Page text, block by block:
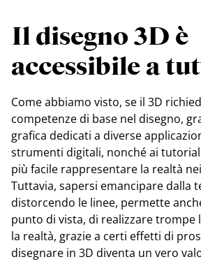
Il disegno 3D è
accessibile a
Come abbiamo visto, se il 3D
competenze di base nel disegno,
grafica dedicati a diverse
strumenti digitali, nonché ai
più facile rappresentare la realtà
Tuttavia, sapersi emancipare dalla
distorcendo le linee, permette
punto di vista, di realizzare trompe
la realtà, grazie a certi effetti di
disegnare in 3D diventa un vero